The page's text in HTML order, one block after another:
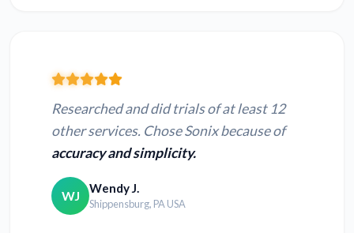
Researched and did trials of at least 12
other services. Chose Sonix because of
accuracy and simplicity.
WJ Wendy J.
Shippensburg, PA USA